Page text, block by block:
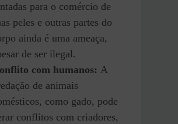
para o comércio de
peles e outras partes do
ainda é uma ameaça,
de ser ilegal.
com humanos: A
de animais
como gado, pode
conflitos com criadores,